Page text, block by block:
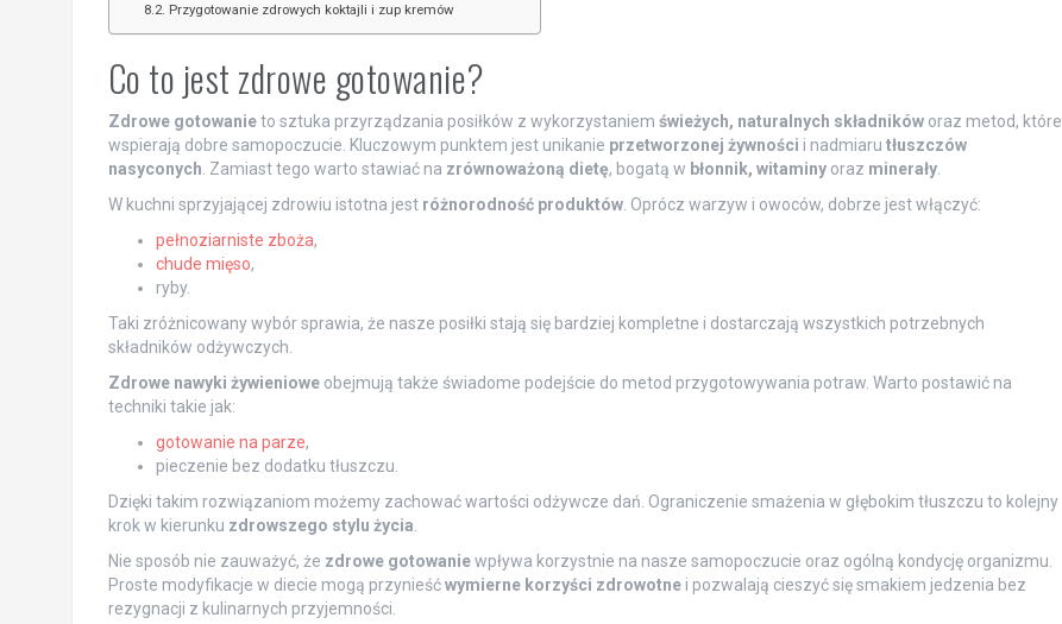
Przygotowanie zdrowych koktajli i zup kremów
Co to jest zdrowe gotowanie?
Zdrowe gotowanieto sztuka przyrządzania posiłków z wykorzystaniem świeżych, naturalnych składnikóworaz metod, które
wspierają dobre samopoczucie. Kluczowym punktem jest unikanie przetworzonej żywności i nadmiaru tłuszczów
nasyconych. Zamiast tego warto stawiać na zrównoważoną dietę, bogatą w błonnik, witaminyoraz minerały.
W kuchni sprzyjającej zdrowiu istotna jest różnorodność produktów. Oprócz warzyw i owoców, dobrze jest włączyć:
pełnoziarniste zboża,
chude mięso,
ryby.
Taki zróżnicowany wybór sprawia, że nasze posiłki stają się bardziej kompletne i dostarczają wszystkich potrzebnych
składników odżywczych.
Zdrowe nawyki żywienioweobejmują także świadome podejście do metod przygotowywania potraw. Warto postawić na
techniki takie jak:
gotowanie na parze,
pieczenie bez dodatku tłuszczu.
Dzięki takim rozwiązaniom możemy zachować wartości odżywcze dań. Ograniczenie smażenia w głębokim tłuszczu to kolejny
krok w kierunku zdrowszego stylu życia.
Nie sposób nie zauważyć, że zdrowe gotowaniewpływa korzystnie na nasze samopoczucie oraz ogólną kondycję organizmu.
Proste modyfikacje w diecie mogą przynieśćwymierne korzyści zdrowotnei pozwalają cieszyć się smakiem jedzenia bez
rezygnacji z kulinarnych przyjemności.